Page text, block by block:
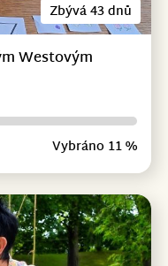
Zbývá 43 dnů
Westovým
Vybráno 11 %